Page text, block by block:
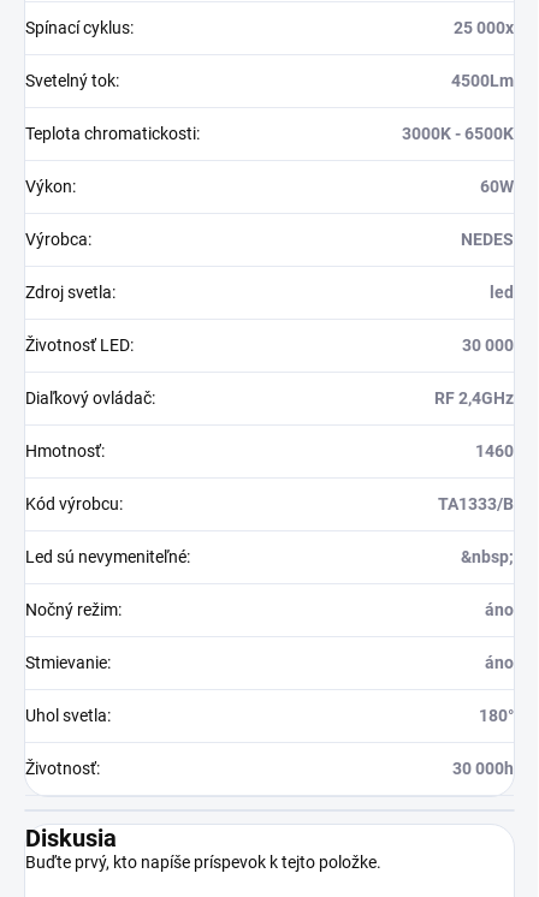
Spínací cyklus: 25 000x
Svetelný tok: 4500Lm
Teplota chromatickosti: 3000K - 6500K
Výkon: 60W
Výrobca: NEDES
Zdroj svetla: led
Životnosť LED: 30 000
Diaľkový ovládač: RF 2,4GHz
Hmotnosť: 1460
Kód výrobcu: TA1333/B
Led sú nevymeniteľné: &nbsp;
Nočný režim: áno
Stmievanie: áno
Uhol svetla: 180°
Životnosť: 30 000h
Diskusia
Buďte prvý, kto napíše príspevok k tejto položke.